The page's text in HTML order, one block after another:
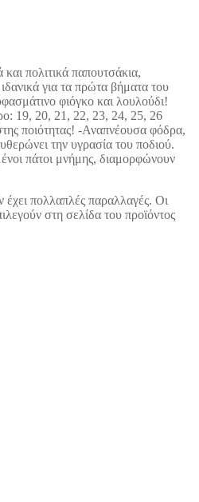
και πολιτικά παπουτσάκια,
για τα πρώτα βήματα του
φιόγκο και λουλούδι!
19, 20, 21, 22, 23, 24, 25, 26
ποιότητας! -Αναπνέουσα φόδρα,
την υγρασία του ποδιού.
πάτοι μνήμης, διαμορφώνουν
έχει πολλαπλές παραλλαγές. Οι
στη σελίδα του προϊόντος